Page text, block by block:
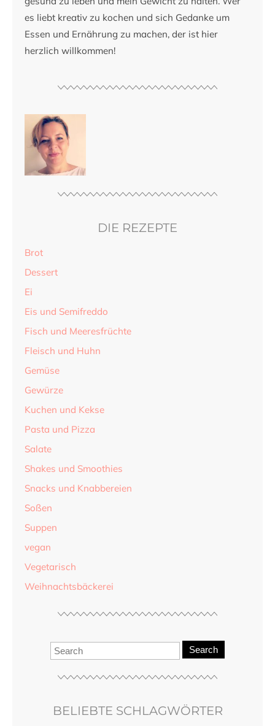
es liebt kreativ zu kochen und sich Gedanke um
Essen und Ernährung zu machen, der ist hier
herzlich willkommen!
DIE REZEPTE
Brot
Dessert
Ei
Eis und Semifreddo
Fisch und Meeresfrüchte
Fleisch und Huhn
Gemüse
Gewürze
Kuchen und Kekse
Pasta und Pizza
Salate
Shakes und Smoothies
Snacks und Knabbereien
Soßen
Suppen
vegan
Vegetarisch
Weihnachtsbäckerei
Search
BELIEBTE SCHLAGWÖRTER